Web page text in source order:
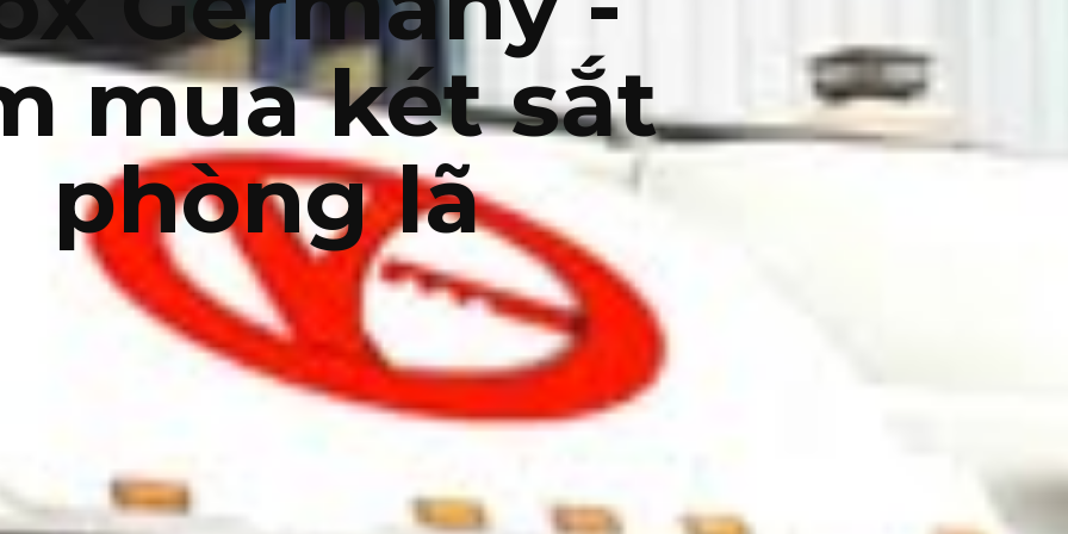
mua két sắt
phòng lã